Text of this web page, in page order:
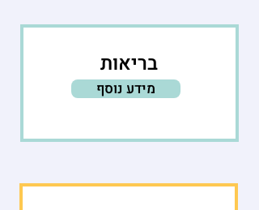
בריאות
מידע נוסף